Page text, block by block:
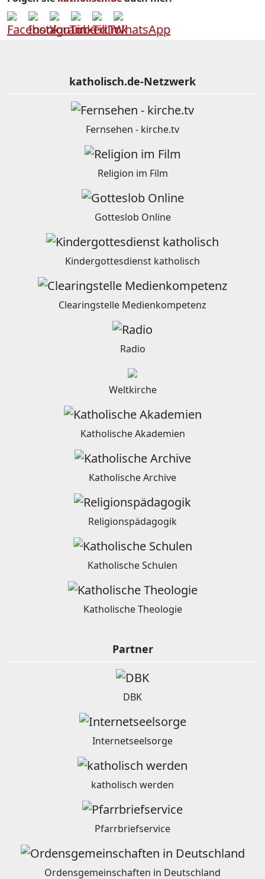
katholisch.de-Netzwerk
Fernsehen - kirche.tv
Religion im Film
Gotteslob Online
Kindergottesdienst katholisch
Clearingstelle Medienkompetenz
Radio
Weltkirche
Katholische Akademien
Katholische Archive
Religionspädagogik
Katholische Schulen
Katholische Theologie
Partner
DBK
Internetseelsorge
katholisch werden
Pfarrbriefservice
Ordensgemeinschaften in Deutschland